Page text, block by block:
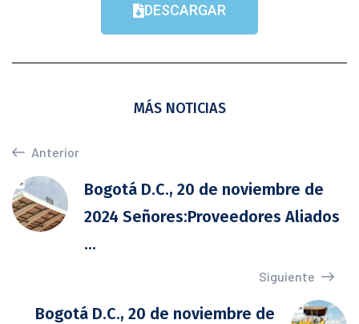
DESCARGAR
MÁS NOTICIAS
Anterior
Bogotá D.C., 20 de noviembre de
2024 Señores:Proveedores Aliados
...
Siguiente
Bogotá D.C., 20 de noviembre de